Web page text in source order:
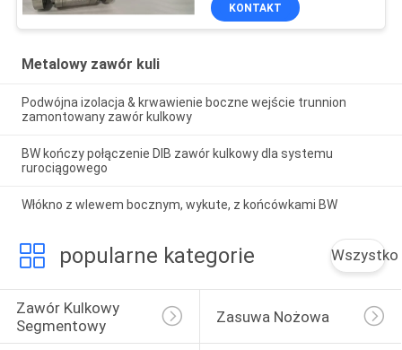
KONTAKT
Metalowy zawór kuli
Podwójna izolacja & krwawienie boczne wejście trunnion
zamontowany zawór kulkowy
BW kończy połączenie DIB zawór kulkowy dla systemu
rurociągowego
Włókno z wlewem bocznym, wykute, z końcówkami BW
popularne kategorie Wszystko
Zawór Kulkowy
Segmentowy
Zasuwa Nożowa